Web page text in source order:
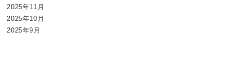
2025年11月
2025年10月
2025年9月